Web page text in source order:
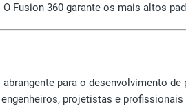
Fusion 360 garante os mais altos
para o desenvolvimento
projetistas e